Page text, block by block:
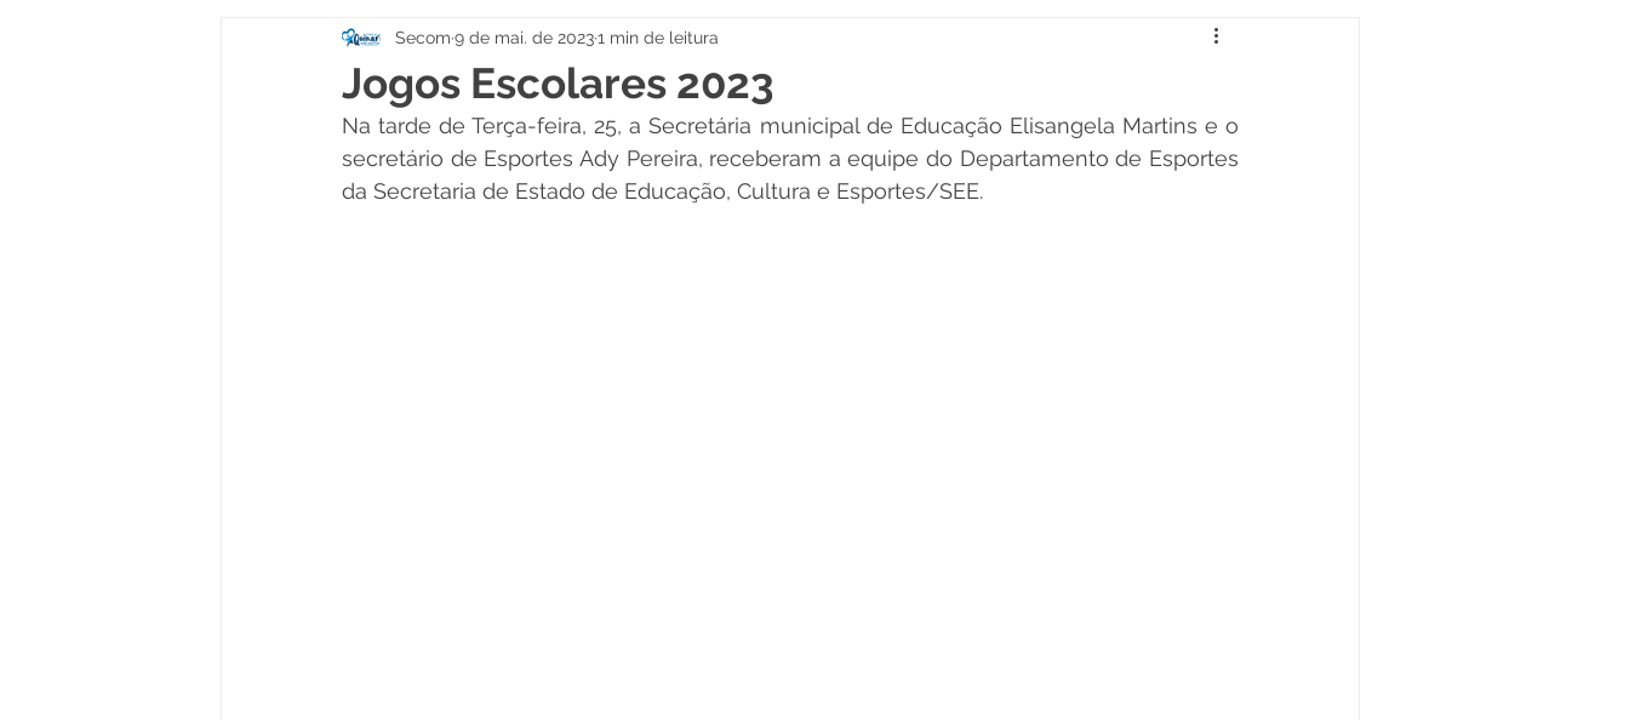
Agricultura e Produção Comunidade Assistência Social Institucional e Governo
Políticas Públicas Cultura Desporto e Lazer Nota de Pesar Campanhas Datas Comemorativas
Jogos Escolares 2023
Secom 9 de mai. de 20231 min de leitura
Na tarde de Terça-feira, 25, a Secretária municipal de Educação Elisangela Martins e o
secretário de Esportes Ady Pereira, receberam a equipe do Departamento de Esportes
da Secretaria de Estado de Educação, Cultura e Esportes/SEE.